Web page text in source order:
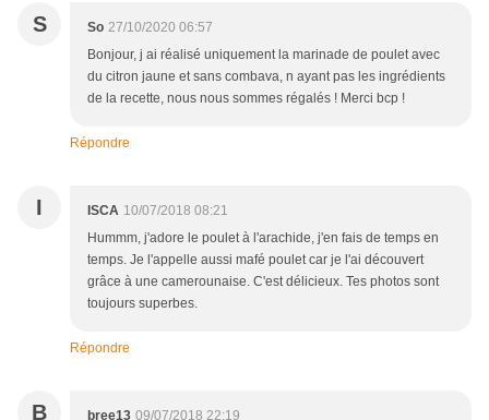
S So 27/10/2020 06:57
Bonjour, j ai réalisé uniquement la marinade de poulet avec
du citron jaune et sans combava, n ayant pas les ingrédients
de la recette, nous nous sommes régalés ! Merci bcp !
Répondre
I ISCA 10/07/2018 08:21
Hummm, j'adore le poulet à l'arachide, j'en fais de temps en
temps. Je l'appelle aussi mafé poulet car je l'ai découvert
grâce à une camerounaise. C'est délicieux. Tes photos sont
toujours superbes.
Répondre
B bree13 09/07/2018 22:19